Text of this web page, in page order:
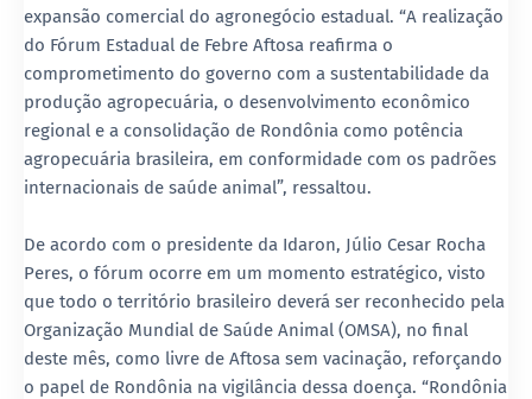
expansão comercial do agronegócio estadual. “A realização
do Fórum Estadual de Febre Aftosa reafirma o
comprometimento do governo com a sustentabilidade da
produção agropecuária, o desenvolvimento econômico
regional e a consolidação de Rondônia como potência
agropecuária brasileira, em conformidade com os padrões
internacionais de saúde animal”, ressaltou.
De acordo com o presidente da Idaron, Júlio Cesar Rocha
Peres, o fórum ocorre em um momento estratégico, visto
que todo o território brasileiro deverá ser reconhecido pela
Organização Mundial de Saúde Animal (OMSA), no final
deste mês, como livre de Aftosa sem vacinação, reforçando
o papel de Rondônia na vigilância dessa doença. “Rondônia